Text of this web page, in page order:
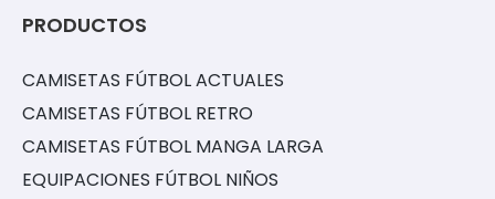
PRODUCTOS
CAMISETAS FÚTBOL ACTUALES
CAMISETAS FÚTBOL RETRO
CAMISETAS FÚTBOL MANGA LARGA
EQUIPACIONES FÚTBOL NIÑOS